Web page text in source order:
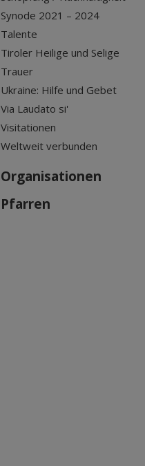
Synode 2021 – 2024
Talente
Tiroler Heilige und Selige
Trauer
Ukraine: Hilfe und Gebet
Via Laudato si'
Visitationen
Weltweit verbunden
Organisationen
Pfarren